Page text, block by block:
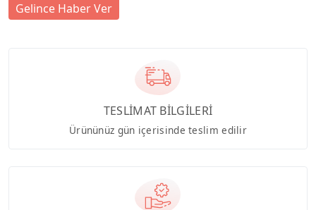
Gelince Haber Ver
TESLİMAT BİLGİLERİ
Ürününüz gün içerisinde teslim edilir